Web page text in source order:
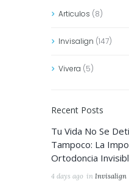
Articulos (8)
Invisalign (147)
Vivera (5)
Recent Posts
Tu Vida No Se
Tampoco: La
Ortodoncia
4 days ago in Invisalign